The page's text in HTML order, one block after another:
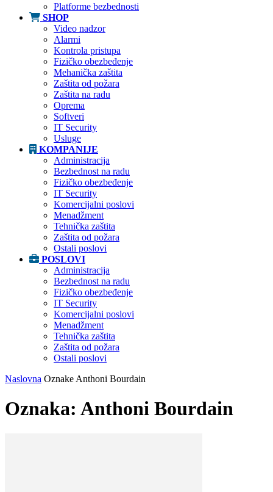
Platforme bezbednosti
SHOP
Video nadzor
Alarmi
Kontrola pristupa
Fizičko obezbeđenje
Mehanička zaštita
Zaštita od požara
Zaštita na radu
Oprema
Softveri
IT Security
Usluge
KOMPANIJE
Administracija
Bezbednost na radu
Fizičko obezbeđenje
IT Security
Komercijalni poslovi
Menadžment
Tehnička zaštita
Zaštita od požara
Ostali poslovi
POSLOVI
Administracija
Bezbednost na radu
Fizičko obezbeđenje
IT Security
Komercijalni poslovi
Menadžment
Tehnička zaštita
Zaštita od požara
Ostali poslovi
Naslovna Oznake Anthoni Bourdain
Oznaka: Anthoni Bourdain